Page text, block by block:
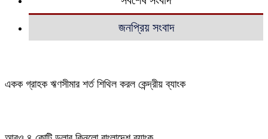
জনপ্রিয় সংবাদ
একক গ্রাহক ঋণসীমার শর্ত শিথিল করল কেন্দ্রীয় ব্যাংক